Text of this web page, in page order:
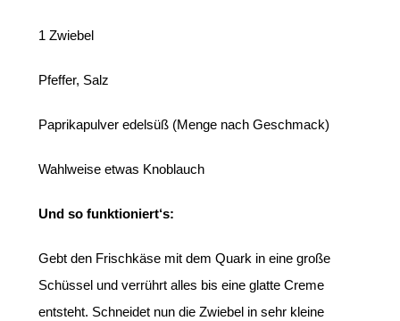
1 Zwiebel
Pfeffer, Salz
Paprikapulver edelsüß (Menge nach Geschmack)
Wahlweise etwas Knoblauch
Und so funktioniert‘s:
Gebt den Frischkäse mit dem Quark in eine große
Schüssel und verrührt alles bis eine glatte Creme
entsteht. Schneidet nun die Zwiebel in sehr kleine